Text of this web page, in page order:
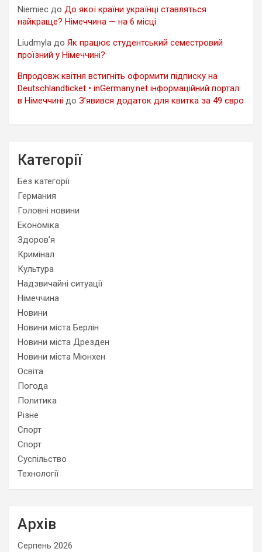
Niemiec до До якої країни українці ставляться
найкраще? Німеччина — на 6 місці
Liudmyla до Як працює студентський семестровий
проїзний у Німеччині?
Впродовж квітня встигніть оформити підписку на
Deutschlandticket • inGermany.net інформаційний портал
в Німеччині до З’явився додаток для квитка за 49 євро
Категорії
Без категорії
Германия
Головні новини
Економіка
Здоров'я
Кримінал
Культура
Надзвичайні ситуації
Німеччина
Новини
Новини міста Берлін
Новини міста Дрезден
Новини міста Мюнхен
Освіта
Погода
Политика
Різне
Спорт
Спорт
Суспільство
Технології
Архів
Серпень 2026